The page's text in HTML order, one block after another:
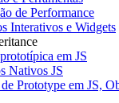
de Performance
Interativos e Widgets
em JS
Nativos JS
Prototype em JS,